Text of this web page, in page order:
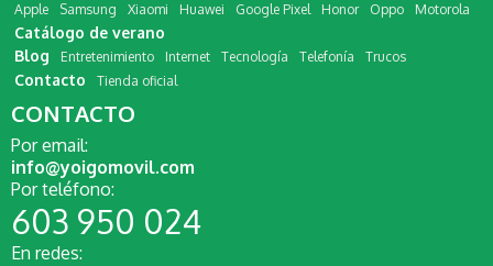
Apple Samsung Xiaomi Huawei Google Pixel Honor Oppo Motorola
Catálogo de verano
Blog
Entretenimiento Internet Tecnología Telefonía Trucos
Contacto Tienda oficial
CONTACTO
Por email:
info@yoigomovil.com
Por teléfono:
603 950 024
En redes: